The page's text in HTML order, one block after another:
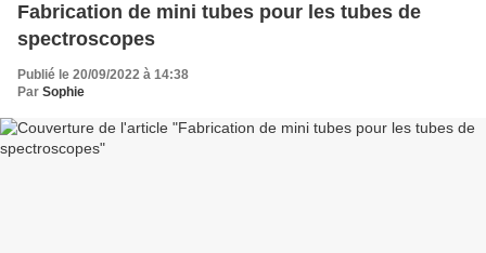
Fabrication de mini tubes pour les tubes de
spectroscopes
Publié le 20/09/2022 à 14:38
Par Sophie